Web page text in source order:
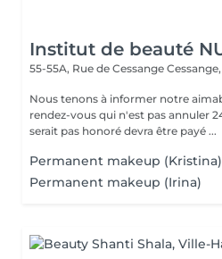
Institut de beauté
55-55A, Rue de Cessange
Nous tenons à informer notre
rendez-vous qui n'est pas annuler
serait pas honoré devra être payé ...
Permanent makeup (Kristina)
Permanent makeup (Irina)